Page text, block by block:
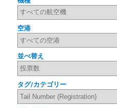
空港
並べ替え
タグ/カテゴリー